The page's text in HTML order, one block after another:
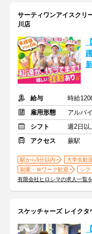
サーティワンアイスク
川店
給与
時給
雇用形態
アルバ
シフト
週2日以
アクセス
蕨駅
駅から5分以内 大学生歓
副業・Ｗワーク歓迎
シフ
有限会社ヒロシマの求人一覧
スケッチャーズ レイクタ